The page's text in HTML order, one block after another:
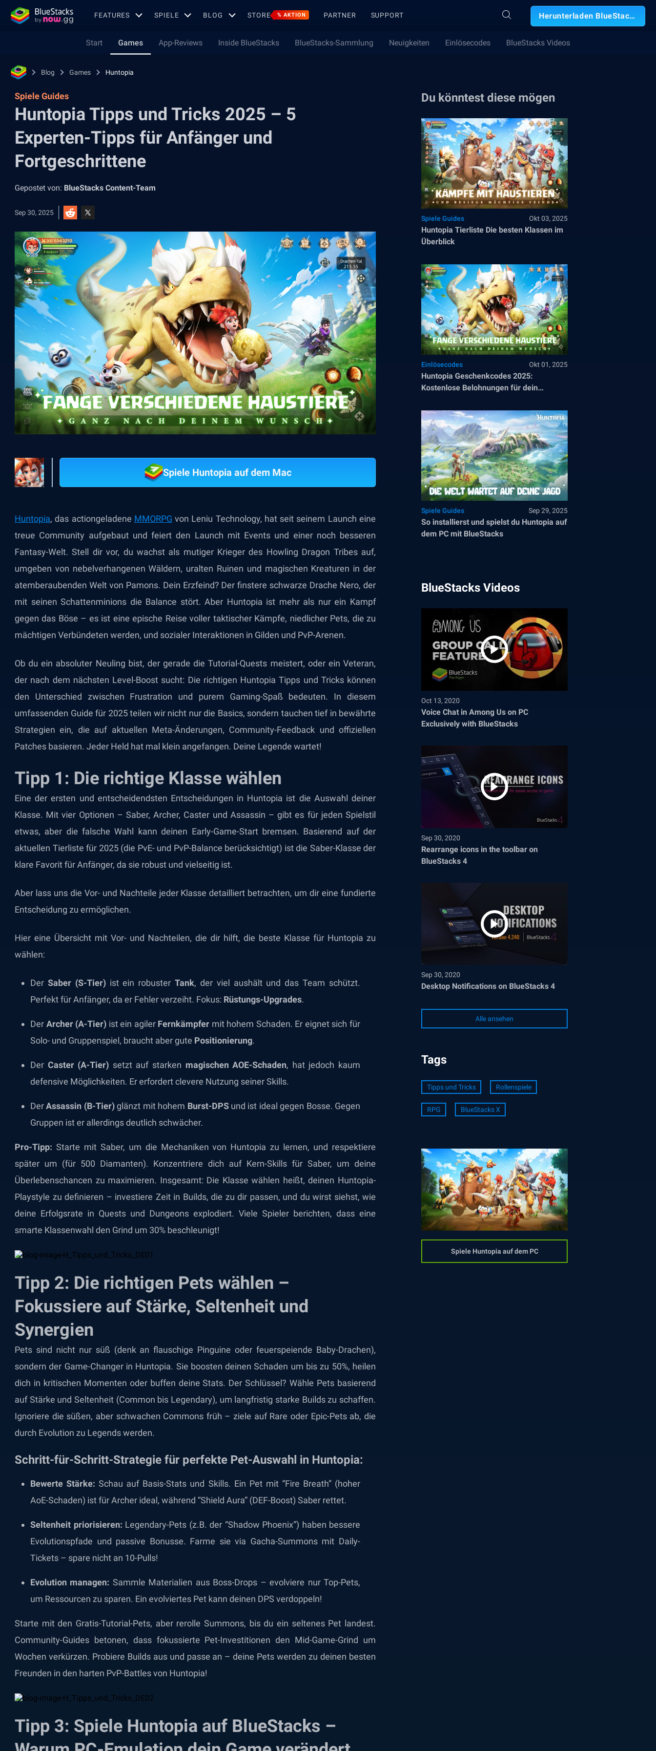
FEATURES SPIELE BLOG STORE % AKTION PARTNER SUPPORT Herunterladen BlueStacks
Start Games App-Reviews Inside BlueStacks BlueStacks-Sammlung Neuigkeiten Einlösecodes BlueStacks Videos
Blog Games Huntopia
Spiele Guides
Huntopia Tipps und Tricks 2025 – 5
Experten-Tipps für Anfänger und
Fortgeschrittene
Gepostet von: BlueStacks Content-Team
Sep 30, 2025
Spiele Huntopia auf dem Mac
Huntopia, das actiongeladene MMORPG von Leniu Technology, hat seit seinem Launch eine
treue Community aufgebaut und feiert den Launch mit Events und einer noch besseren
Fantasy-Welt. Stell dir vor, du wachst als mutiger Krieger des Howling Dragon Tribes auf,
umgeben von nebelverhangenen Wäldern, uralten Ruinen und magischen Kreaturen in der
atemberaubenden Welt von Pamons. Dein Erzfeind? Der finstere schwarze Drache Nero, der
mit seinen Schattenminions die Balance stört. Aber Huntopia ist mehr als nur ein Kampf
gegen das Böse – es ist eine epische Reise voller taktischer Kämpfe, niedlicher Pets, die zu
mächtigen Verbündeten werden, und sozialer Interaktionen in Gilden und PvP-Arenen.
Ob du ein absoluter Neuling bist, der gerade die Tutorial-Quests meistert, oder ein Veteran,
der nach dem nächsten Level-Boost sucht: Die richtigen Huntopia Tipps und Tricks können
den Unterschied zwischen Frustration und purem Gaming-Spaß bedeuten. In diesem
umfassenden Guide für 2025 teilen wir nicht nur die Basics, sondern tauchen tief in bewährte
Strategien ein, die auf aktuellen Meta-Änderungen, Community-Feedback und offiziellen
Patches basieren. Jeder Held hat mal klein angefangen. Deine Legende wartet!
Tipp 1: Die richtige Klasse wählen
Eine der ersten und entscheidendsten Entscheidungen in Huntopia ist die Auswahl deiner
Klasse. Mit vier Optionen – Saber, Archer, Caster und Assassin – gibt es für jeden Spielstil
etwas, aber die falsche Wahl kann deinen Early-Game-Start bremsen. Basierend auf der
aktuellen Tierliste für 2025 (die PvE- und PvP-Balance berücksichtigt) ist die Saber-Klasse der
klare Favorit für Anfänger, da sie robust und vielseitig ist.
Aber lass uns die Vor- und Nachteile jeder Klasse detailliert betrachten, um dir eine fundierte
Entscheidung zu ermöglichen.
Hier eine Übersicht mit Vor- und Nachteilen, die dir hilft, die beste Klasse für Huntopia zu
wählen:
Der Saber (S-Tier)ist ein robusterTank, der viel aushält und das Team schützt.
Perfekt für Anfänger, da er Fehler verzeiht. Fokus: Rüstungs-Upgrades.
Der Archer (A-Tier) ist ein agiler Fernkämpfer mit hohem Schaden. Er eignet sich für
Solo- und Gruppenspiel, braucht aber gute Positionierung.
Der Caster (A-Tier) setzt auf starken magischen AOE-Schaden, hat jedoch kaum
defensive Möglichkeiten. Er erfordert clevere Nutzung seiner Skills.
DerAssassin (B-Tier)glänzt mit hohem Burst-DPSund ist ideal gegen Bosse. Gegen
Gruppen ist er allerdings deutlich schwächer.
Pro-Tipp: Starte mit Saber, um die Mechaniken von Huntopia zu lernen, und respektiere
später um (für 500 Diamanten). Konzentriere dich auf Kern-Skills für Saber, um deine
Überlebenschancen zu maximieren. Insgesamt: Die Klasse wählen heißt, deinen Huntopia-
Playstyle zu definieren – investiere Zeit in Builds, die zu dir passen, und du wirst siehst, wie
deine Erfolgsrate in Quests und Dungeons explodiert. Viele Spieler berichten, dass eine
smarte Klassenwahl den Grind um 30% beschleunigt!
Tipp 2: Die richtigen Pets wählen –
Fokussiere auf Stärke, Seltenheit und
Synergien
Pets sind nicht nur süß (denk an flauschige Pinguine oder feuerspeiende Baby-Drachen),
sondern der Game-Changer in Huntopia. Sie boosten deinen Schaden um bis zu 50%, heilen
dich in kritischen Momenten oder buffen deine Stats. Der Schlüssel? Wähle Pets basierend
auf Stärke und Seltenheit (Common bis Legendary), um langfristig starke Builds zu schaffen.
Ignoriere die süßen, aber schwachen Commons früh – ziele auf Rare oder Epic-Pets ab, die
durch Evolution zu Legends werden.
Schritt-für-Schritt-Strategie für perfekte Pet-Auswahl in Huntopia:
Bewerte Stärke: Schau auf Basis-Stats und Skills. Ein Pet mit “Fire Breath” (hoher
AoE-Schaden) ist für Archer ideal, während “Shield Aura” (DEF-Boost) Saber rettet.
Seltenheit priorisieren: Legendary-Pets (z.B. der “Shadow Phoenix”) haben bessere
Evolutionspfade und passive Bonusse. Farme sie via Gacha-Summons mit Daily-
Tickets – spare nicht an 10-Pulls!
Evolution managen: Sammle Materialien aus Boss-Drops – evolviere nur Top-Pets,
um Ressourcen zu sparen. Ein evolviertes Pet kann deinen DPS verdoppeln!
Starte mit den Gratis-Tutorial-Pets, aber rerolle Summons, bis du ein seltenes Pet landest.
Community-Guides betonen, dass fokussierte Pet-Investitionen den Mid-Game-Grind um
Wochen verkürzen. Probiere Builds aus und passe an – deine Pets werden zu deinen besten
Freunden in den harten PvP-Battles von Huntopia!
Tipp 3: Spiele Huntopia auf BlueStacks –
Du könntest diese mögen
Spiele Guides Okt 03, 2025
Huntopia Tierliste Die besten Klassen im
Überblick
Einlösecodes Okt 01, 2025
Huntopia Geschenkcodes 2025:
Kostenlose Belohnungen für dein
Spiele Guides Sep 29, 2025
So installierst und spielst du Huntopia auf
dem PC mit BlueStacks
BlueStacks Videos
Oct 13, 2020
Voice Chat in Among Us on PC
Exclusively with BlueStacks
Sep 30, 2020
Rearrange icons in the toolbar on
BlueStacks 4
Sep 30, 2020
Desktop Notifications on BlueStacks 4
Alle ansehen
Tags
Tipps und Tricks Rollenspiele
RPG BlueStacks X
Spiele Huntopia auf dem PC